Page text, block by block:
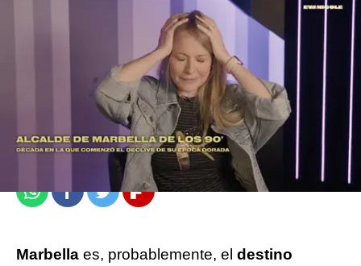
Guillermo García Maroto
Publicado:11 de julio de 2024, 09:03
WhatsappFacebook
TwitterFlipboard
Marbella es, probablemente, el destino